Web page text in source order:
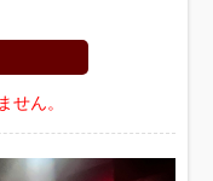
せん。